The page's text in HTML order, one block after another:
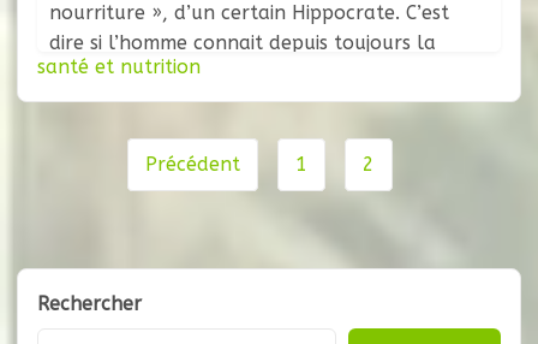
nourriture », d’un certain Hippocrate. C’est
dire si l’homme connait depuis toujours la
relation entre alimentation et santé. De nos
jours pourtant, la majorité d’entre nous en a
perdu toute conscience, ingurgitant des
santé et nutrition
Navigation
Précédent 1 2
Rechercher